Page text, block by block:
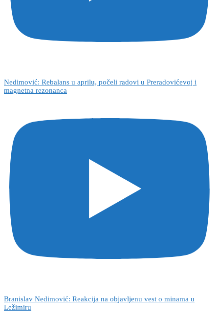
Nedimović: Rebalans u aprilu, počeli radovi u Preradovićevoj i
magnetna rezonanca
Branislav Nedimović: Reakcija na objavljenu vest o minama u
Ležimiru